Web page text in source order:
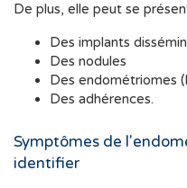
De plus, elle peut se
Des implants
Des nodules
Des endométriomes
Des adhérences.
Symptômes de
identifier